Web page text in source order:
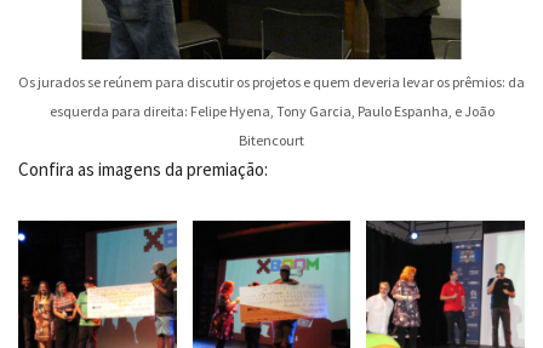
Os jurados se reúnem para discutir os projetos e quem deveria levar os prêmios: da
esquerda para direita: Felipe Hyena, Tony Garcia, Paulo Espanha, e João
Bitencourt
Confira as imagens da premiação: